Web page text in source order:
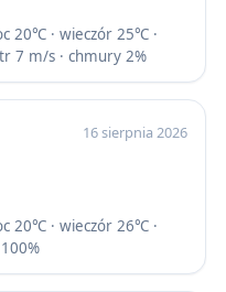
20℃ · wieczór 25℃ ·
7 m/s · chmury 2%
16 sierpnia 2026
20℃ · wieczór 26℃ ·